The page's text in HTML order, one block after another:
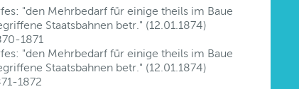
"den Mehrbedarf für einige theils im Baue
Staatsbahnen betr." (12.01.1874)
1871
"den Mehrbedarf für einige theils im Baue
Staatsbahnen betr." (12.01.1874)
1872